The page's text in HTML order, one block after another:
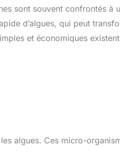
sont souvent confrontés à
d’algues, qui peut
et économiques
algues. Ces micro-